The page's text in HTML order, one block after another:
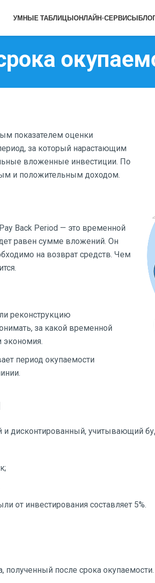
УМНЫЕ ТАБЛИЦЫОНЛАЙН-СЕРВИСЫ
показателем оценки
за который нарастающим
вложенные инвестиции. По
и положительным доходом.
Back Period — это временной
равен сумме вложений. Он
на возврат средств. Чем
реконструкцию
за какой временной
экономия.
период окупаемости
дисконтированный, учитывающий
от инвестирования составляет 5%.
полученный после срока окупаемости.